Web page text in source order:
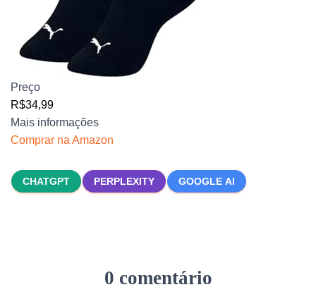
Preço
R$34,99
Mais informações
Comprar na Amazon
CHATGPT PERPLEXITY GOOGLE AI
0 comentário